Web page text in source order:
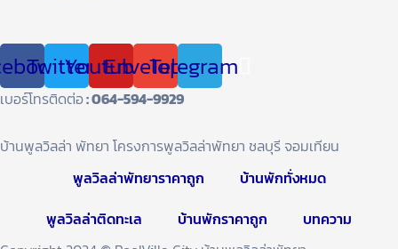
TwitterYoutubeEnvelopeTelegram
เบอร์โทรติดต่อ: 064-594-9929
บ้านพูลวิลล่า พัทยา โครงการพูลวิลล่าพัทยา ชลบุรี จอมเทียน
พูลวิลล่าพัทยาราคาถูก
บ้านพักทั่งหมด
พูลวิลล่าติดทะเล
บ้านพักราคาถูก
บทความ